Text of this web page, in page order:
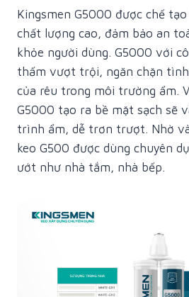
Kingsmen G5000 được chế
chất lượng cao, đảm bảo an
khỏe người dùng. G5000 với
thấm vượt trội, ngăn chặn
của rêu trong môi trường ẩm.
G5000 tạo ra bề mặt sạch sẽ
trình ẩm, dễ trơn trượt. Nhờ
keo G500 được dùng chuyên
ướt như nhà tắm, nhà bếp.